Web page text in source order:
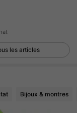
les articles
Bijoux & montres